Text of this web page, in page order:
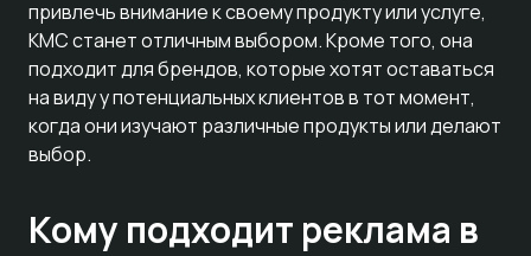
привлечь внимание к своему продукту или услуге,
КМС станет отличным выбором. Кроме того, она
подходит для брендов, которые хотят оставаться
на виду у потенциальных клиентов в тот момент,
когда они изучают различные продукты или делают
выбор.
Кому подходит реклама в